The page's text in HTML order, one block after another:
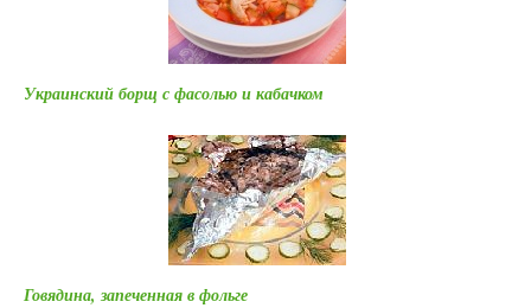
Украинский борщ с фасолью и кабачком
Говядина, запеченная в фольге